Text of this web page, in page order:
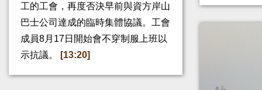
工的工會，再度否決早前與資方岸山
巴士公司達成的臨時集體協議。工會
成員8月17日開始會不穿制服上班以
示抗議。
[13:20]